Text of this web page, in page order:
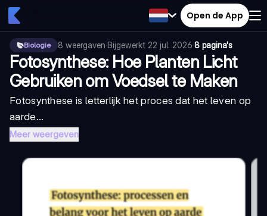
Open de App
Biologie 8 weergaven·Bijgewerkt 22 jul. 2026·8 pagina's
Fotosynthese: Hoe Planten Licht
Gebruiken om Voedsel te Maken
Fotosynthese is letterlijk het proces dat het leven op
aarde...
Meer weergeven